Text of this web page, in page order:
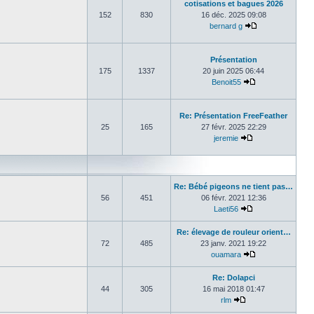
152 830
cotisations et bagues 2026
16 déc. 2025 09:08
bernard g
175 1337
Présentation
20 juin 2025 06:44
Benoit55
25 165
Re: Présentation FreeFeather
27 févr. 2025 22:29
jeremie
56 451
Re: Bébé pigeons ne tient pas…
06 févr. 2021 12:36
Laeti56
72 485
Re: élevage de rouleur orient…
23 janv. 2021 19:22
ouamara
44 305
Re: Dolapci
16 mai 2018 01:47
rlm